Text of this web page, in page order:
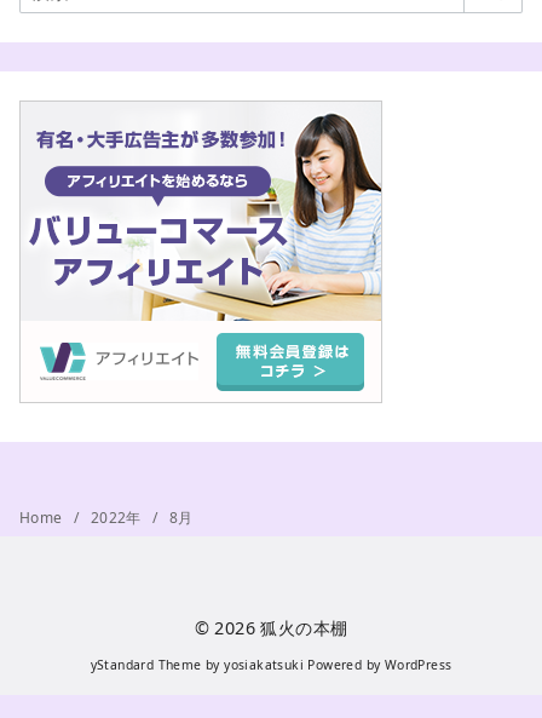
Home 2022年 8月
© 2026狐火の本棚
yStandard Theme byyosiakatsuki Powered by WordPress